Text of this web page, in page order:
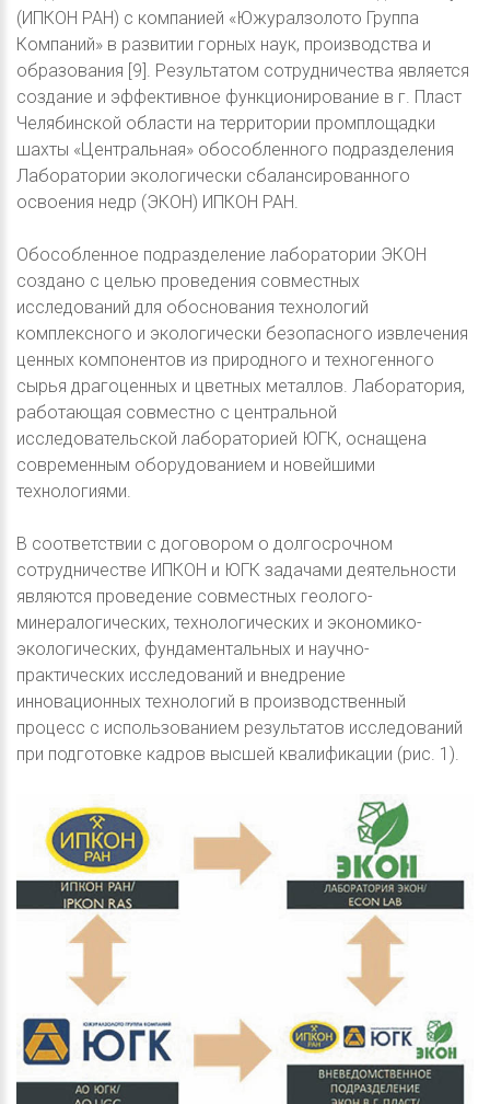
(ИПКОН РАН) с компанией «Южуралзолото Группа
Компаний» в развитии горных наук, производства и
образования [9]. Результатом сотрудничества является
создание и эффективное функционирование в г. Пласт
Челябинской области на территории промплощадки
шахты «Центральная» обособленного подразделения
Лаборатории экологически сбалансированного
освоения недр (ЭКОН) ИПКОН РАН.
Обособленное подразделение лаборатории ЭКОН
создано с целью проведения совместных
исследований для обоснования технологий
комплексного и экологически безопасного извлечения
ценных компонентов из природного и техногенного
сырья драгоценных и цветных металлов. Лаборатория,
работающая совместно с центральной
исследовательской лабораторией ЮГК, оснащена
современным оборудованием и новейшими
технологиями.
В соответствии с договором о долгосрочном
сотрудничестве ИПКОН и ЮГК задачами деятельности
являются проведение совместных геолого-
минералогических, технологических и экономико-
экологических, фундаментальных и научно-
практических исследований и внедрение
инновационных технологий в производственный
процесс с использованием результатов исследований
при подготовке кадров высшей квалификации (рис. 1).